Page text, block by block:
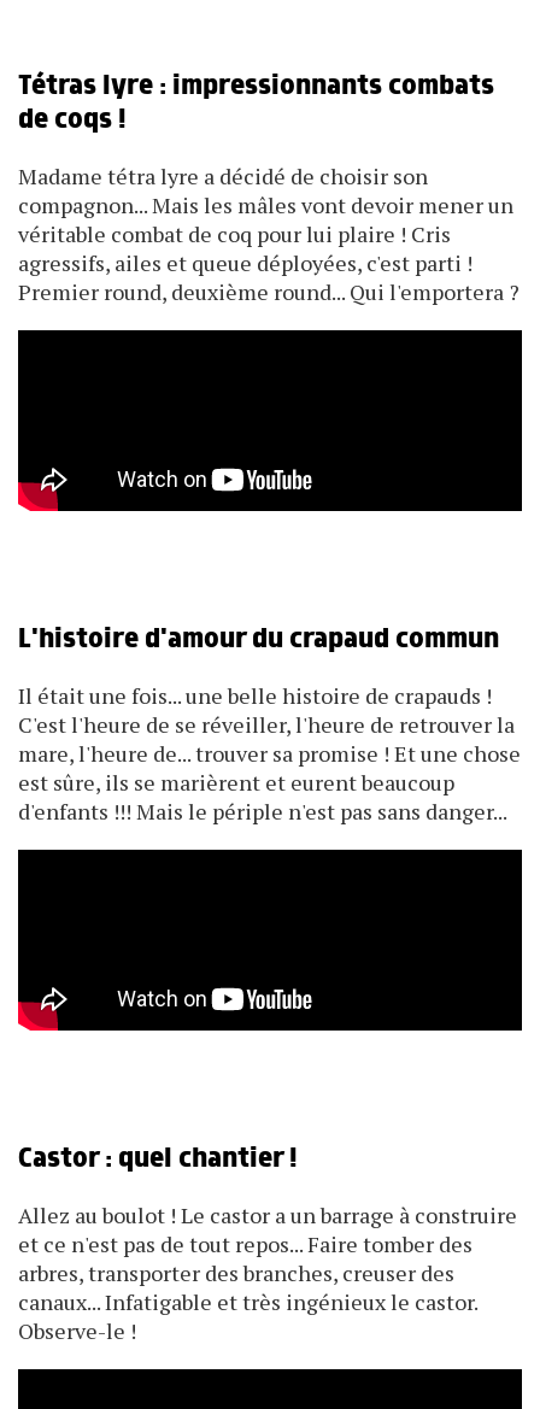
Tétras lyre : impressionnants combats
de coqs !
Madame tétra lyre a décidé de choisir son
compagnon... Mais les mâles vont devoir mener un
véritable combat de coq pour lui plaire ! Cris
agressifs, ailes et queue déployées, c'est parti !
Premier round, deuxième round... Qui l'emportera ?
L'histoire d'amour du crapaud commun
Il était une fois... une belle histoire de crapauds !
C'est l'heure de se réveiller, l'heure de retrouver la
mare, l'heure de... trouver sa promise ! Et une chose
est sûre, ils se marièrent et eurent beaucoup
d'enfants !!! Mais le périple n'est pas sans danger...
Castor : quel chantier !
Allez au boulot ! Le castor a un barrage à construire
et ce n'est pas de tout repos... Faire tomber des
arbres, transporter des branches, creuser des
canaux... Infatigable et très ingénieux le castor.
Observe-le !